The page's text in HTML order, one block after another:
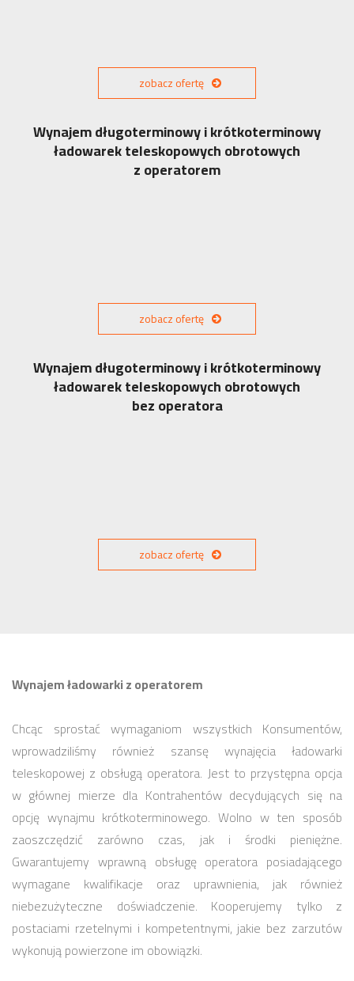
zobacz ofertę
Wynajem długoterminowy i krótkoterminowy
ładowarek teleskopowych obrotowych
z operatorem
zobacz ofertę
Wynajem długoterminowy i krótkoterminowy
ładowarek teleskopowych obrotowych
bez operatora
zobacz ofertę
Wynajem ładowarki z operatorem
Chcąc sprostać wymaganiom wszystkich Konsumentów,
wprowadziliśmy również szansę wynajęcia ładowarki
teleskopowej z obsługą operatora. Jest to przystępna opcja
w głównej mierze dla Kontrahentów decydujących się na
opcję wynajmu krótkoterminowego. Wolno w ten sposób
zaoszczędzić zarówno czas, jak i środki pieniężne.
Gwarantujemy wprawną obsługę operatora posiadającego
wymagane kwalifikacje oraz uprawnienia, jak również
niebezużyteczne doświadczenie. Kooperujemy tylko z
postaciami rzetelnymi i kompetentnymi, jakie bez zarzutów
wykonują powierzone im obowiązki.